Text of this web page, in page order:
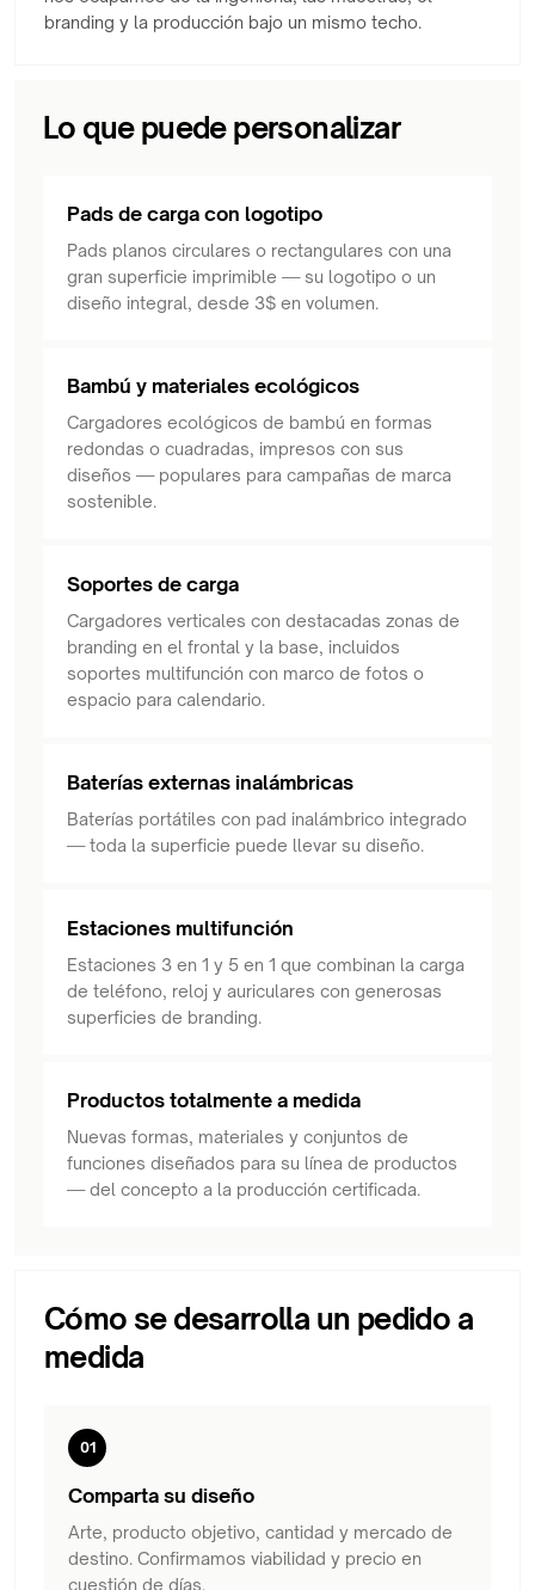
branding y la producción bajo un mismo techo.
Lo que puede personalizar
Pads de carga con logotipo
Pads planos circulares o rectangulares con una
gran superficie imprimible — su logotipo o un
diseño integral, desde 3$ en volumen.
Bambú y materiales ecológicos
Cargadores ecológicos de bambú en formas
redondas o cuadradas, impresos con sus
diseños — populares para campañas de marca
sostenible.
Soportes de carga
Cargadores verticales con destacadas zonas de
branding en el frontal y la base, incluidos
soportes multifunción con marco de fotos o
espacio para calendario.
Baterías externas inalámbricas
Baterías portátiles con pad inalámbrico integrado
— toda la superficie puede llevar su diseño.
Estaciones multifunción
Estaciones 3 en 1 y 5 en 1 que combinan la carga
de teléfono, reloj y auriculares con generosas
superficies de branding.
Productos totalmente a medida
Nuevas formas, materiales y conjuntos de
funciones diseñados para su línea de productos
— del concepto a la producción certificada.
Cómo se desarrolla un pedido a
medida
01
Comparta su diseño
Arte, producto objetivo, cantidad y mercado de
destino. Confirmamos viabilidad y precio en
cuestión de días.